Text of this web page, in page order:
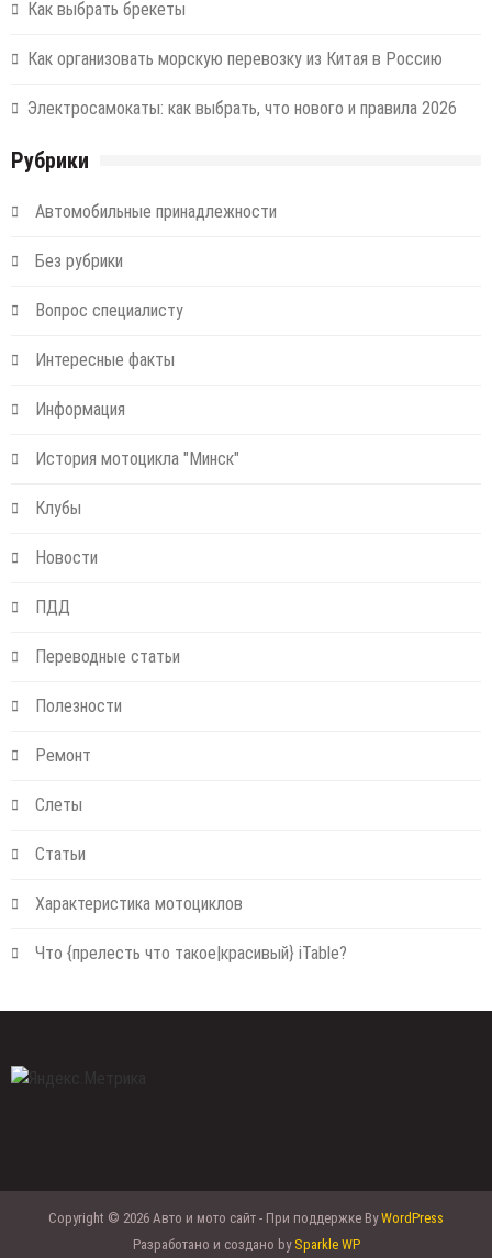
Как выбрать брекеты
Как организовать морскую перевозку из Китая в Россию
Электросамокаты: как выбрать, что нового и правила 2026
Рубрики
Автомобильные принадлежности
Без рубрики
Вопрос специалисту
Интересные факты
Информация
История мотоцикла "Минск"
Клубы
Новости
ПДД
Переводные статьи
Полезности
Ремонт
Слеты
Статьи
Характеристика мотоциклов
Что {прелесть что такое|красивый} iTable?
Copyright © 2026 Авто и мото сайт - При поддержке ByWordPress
Разработано и создано by Sparkle WP